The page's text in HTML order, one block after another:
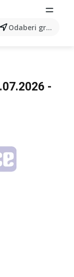
Odaberi grad
-